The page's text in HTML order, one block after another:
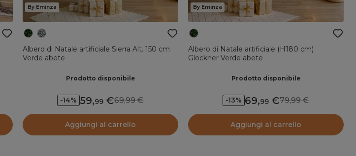
By Eminza
Albero di Natale artificiale Sierra Alt. 150 cm
Verde abete
Prodotto disponibile
-14% 59,99 69,99
Aggiungi al carrello
By Eminza
Albero di Natale artificiale (H180 cm)
Glockner Verde abete
Prodotto disponibile
-13% 69,99 79,99
Aggiungi al carrello